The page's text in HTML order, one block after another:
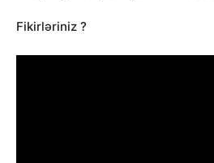
Fikirləriniz ?